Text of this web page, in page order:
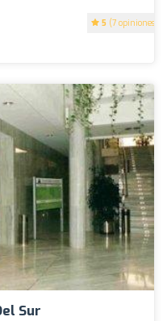
5 (7 opiniones)
Sur